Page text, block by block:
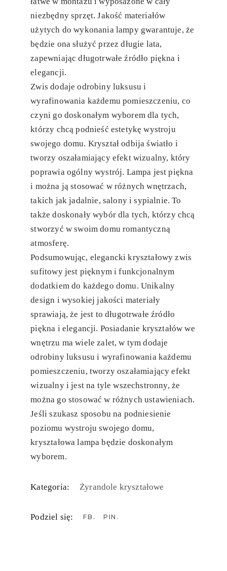
niezbędny sprzęt. Jakość materiałów
użytych do wykonania lampy gwarantuje, że
będzie ona służyć przez długie lata,
zapewniając długotrwałe źródło piękna i
elegancji.
Zwis dodaje odrobiny luksusu i
wyrafinowania każdemu pomieszczeniu, co
czyni go doskonałym wyborem dla tych,
którzy chcą podnieść estetykę wystroju
swojego domu. Kryształ odbija światło i
tworzy oszałamiający efekt wizualny, który
poprawia ogólny wystrój. Lampa jest piękna
i można ją stosować w różnych wnętrzach,
takich jak jadalnie, salony i sypialnie. To
także doskonały wybór dla tych, którzy chcą
stworzyć w swoim domu romantyczną
atmosferę.
Podsumowując, elegancki kryształowy zwis
sufitowy jest pięknym i funkcjonalnym
dodatkiem do każdego domu. Unikalny
design i wysokiej jakości materiały
sprawiają, że jest to długotrwałe źródło
piękna i elegancji. Posiadanie kryształów we
wnętrzu ma wiele zalet, w tym dodaje
odrobiny luksusu i wyrafinowania każdemu
pomieszczeniu, tworzy oszałamiający efekt
wizualny i jest na tyle wszechstronny, że
można go stosować w różnych ustawieniach.
Jeśli szukasz sposobu na podniesienie
poziomu wystroju swojego domu,
kryształowa lampa będzie doskonałym
wyborem.
Kategoria: Żyrandole kryształowe
Podziel się: FB PIN